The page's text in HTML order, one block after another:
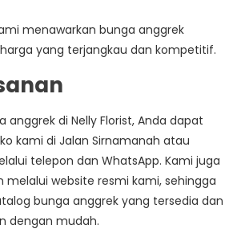
menawarkan bunga anggrek
yang terjangkau dan kompetitif.
anggrek di Nelly Florist, Anda dapat
kami di Jalan Sirnamanah atau
telepon dan WhatsApp. Kami juga
website resmi kami, sehingga
bunga anggrek yang tersedia dan
dengan mudah.